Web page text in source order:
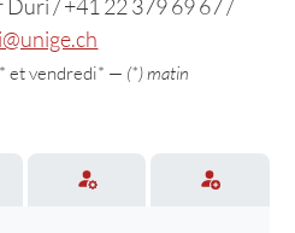
/ +41 22 379 69 67 /
et vendredi* — (*) matin